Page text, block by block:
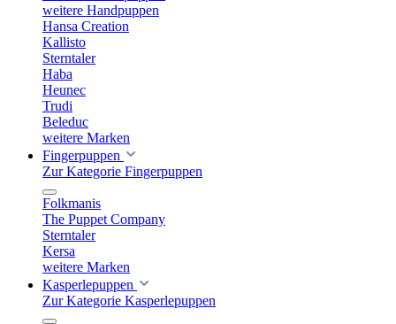
weitere Handpuppen
Hansa Creation
Kallisto
Sterntaler
Haba
Heunec
Trudi
Beleduc
weitere Marken
Fingerpuppen
Zur Kategorie Fingerpuppen
Folkmanis
The Puppet Company
Sterntaler
Kersa
weitere Marken
Kasperlepuppen
Zur Kategorie Kasperlepuppen